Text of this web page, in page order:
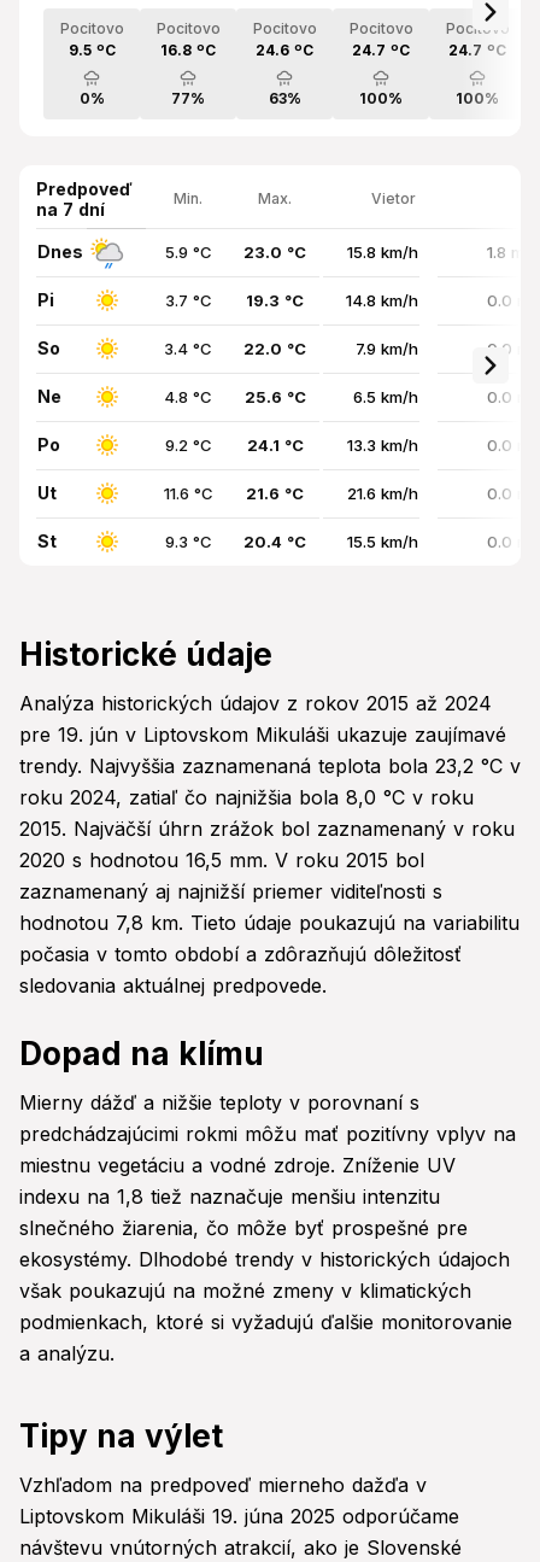
Pocitovo
9.5 ºC
0%
Pocitovo
16.8 ºC
77%
Pocitovo
24.6 ºC
63%
Pocitovo
24.7 ºC
100%
Pocitovo
24.7 ºC
100%
Predpoveď
na 7 dní
Min. Max. Vietor
Dnes 5.9 °C 23.0 °C 15.8 km/h 1.8
Pi 3.7 °C 19.3 °C 14.8 km/h 0.0
So 3.4 °C 22.0 °C 7.9 km/h 0.0
Ne 4.8 °C 25.6 °C 6.5 km/h 0.0
Po 9.2 °C 24.1 °C 13.3 km/h 0.0
Ut 11.6 °C 21.6 °C 21.6 km/h 0.0
St 9.3 °C 20.4 °C 15.5 km/h 0.0
Historické údaje
Analýza historických údajov z rokov 2015 až 2024
pre 19. jún v Liptovskom Mikuláši ukazuje zaujímavé
trendy. Najvyššia zaznamenaná teplota bola 23,2 °C v
roku 2024, zatiaľ čo najnižšia bola 8,0 °C v roku
2015. Najväčší úhrn zrážok bol zaznamenaný v roku
2020 s hodnotou 16,5 mm. V roku 2015 bol
zaznamenaný aj najnižší priemer viditeľnosti s
hodnotou 7,8 km. Tieto údaje poukazujú na variabilitu
počasia v tomto období a zdôrazňujú dôležitosť
sledovania aktuálnej predpovede.
Dopad na klímu
Mierny dážď a nižšie teploty v porovnaní s
predchádzajúcimi rokmi môžu mať pozitívny vplyv na
miestnu vegetáciu a vodné zdroje. Zníženie UV
indexu na 1,8 tiež naznačuje menšiu intenzitu
slnečného žiarenia, čo môže byť prospešné pre
ekosystémy. Dlhodobé trendy v historických údajoch
však poukazujú na možné zmeny v klimatických
podmienkach, ktoré si vyžadujú ďalšie monitorovanie
a analýzu.
Tipy na výlet
Vzhľadom na predpoveď mierneho dažďa v
Liptovskom Mikuláši 19. júna 2025 odporúčame
návštevu vnútorných atrakcií, ako je Slovenské